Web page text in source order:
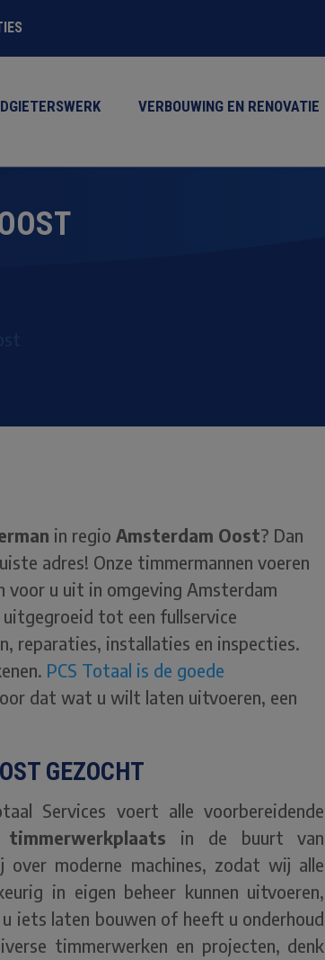
VERBOUWING EN RENOVATIE
in regioAmsterdam Oost? Dan
adres! Onze timmermannen voeren
voor u uit in omgeving Amsterdam
tot een fullservice
reparaties, installaties en inspecties.
PCS Totaal is de goede
dat wat u wilt laten uitvoeren, een
GEZOCHT
Services voert alle voorbereidende
timmerwerkplaats in de buurt van
moderne machines, zodat wij alle
in eigen beheer kunnen uitvoeren,
iets laten bouwen of heeft u onderhoud
timmerwerken en projecten, denk